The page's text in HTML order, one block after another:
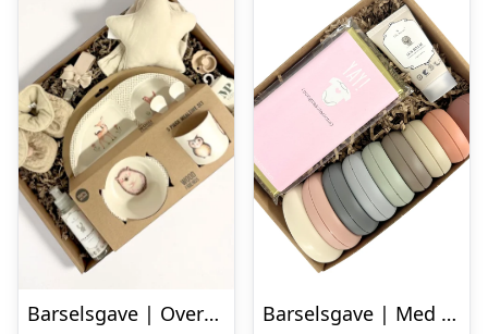
Barselsgave | Overdådig luksus-kurv i natur
Barselsgave | Med stabletårn